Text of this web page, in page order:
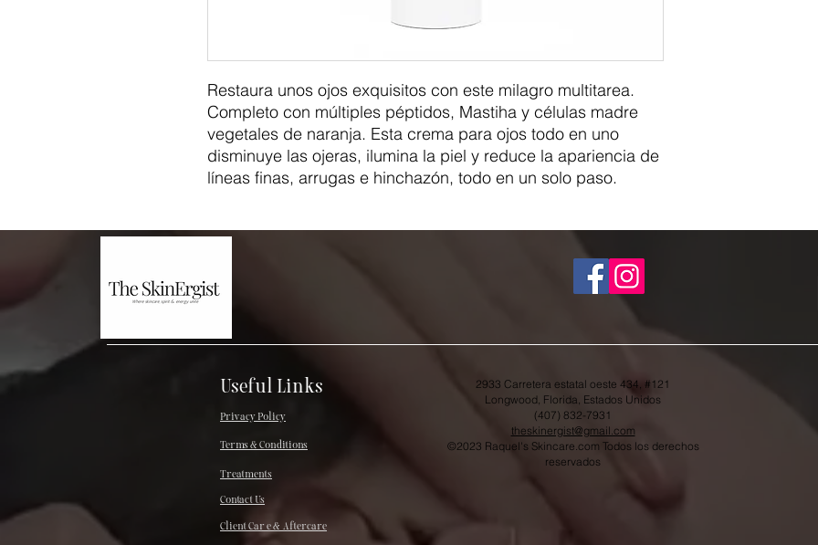
Restaura unos ojos exquisitos con este milagro multitarea.
Completo con múltiples péptidos, Mastiha y células madre
vegetales de naranja. Esta crema para ojos todo en uno
disminuye las ojeras, ilumina la piel y reduce la apariencia de
líneas finas, arrugas e hinchazón, todo en un solo paso.
Useful Links
Terms & Conditions
Contact Us
Client Car e & Aftercare
Treatments
2933 Carretera estatal oeste 434, #121
Longwood, Florida, Estados Unidos
(407) 832-7931
theskinergist@gmail.com
©2023 Raquel's Skincare.com Todos los derechos
reservados
Privacy Policy